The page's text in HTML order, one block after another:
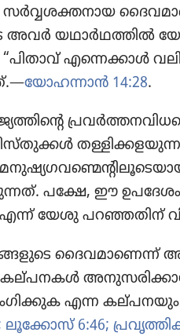
അവർ യഥാർഥ​ത്തിൽ
എ​ന്നെ​ക്കാൾ
യോഹന്നാൻ 14:28.
പക്ഷേ, ഈ
എന്ന്‌ യേശു പറഞ്ഞതിന്‌
ദൈവ​മാ​ണെന്ന്‌
അനുസ​രി​ക്കാൻ
എന്ന
ലൂക്കോസ്‌ 6:46;